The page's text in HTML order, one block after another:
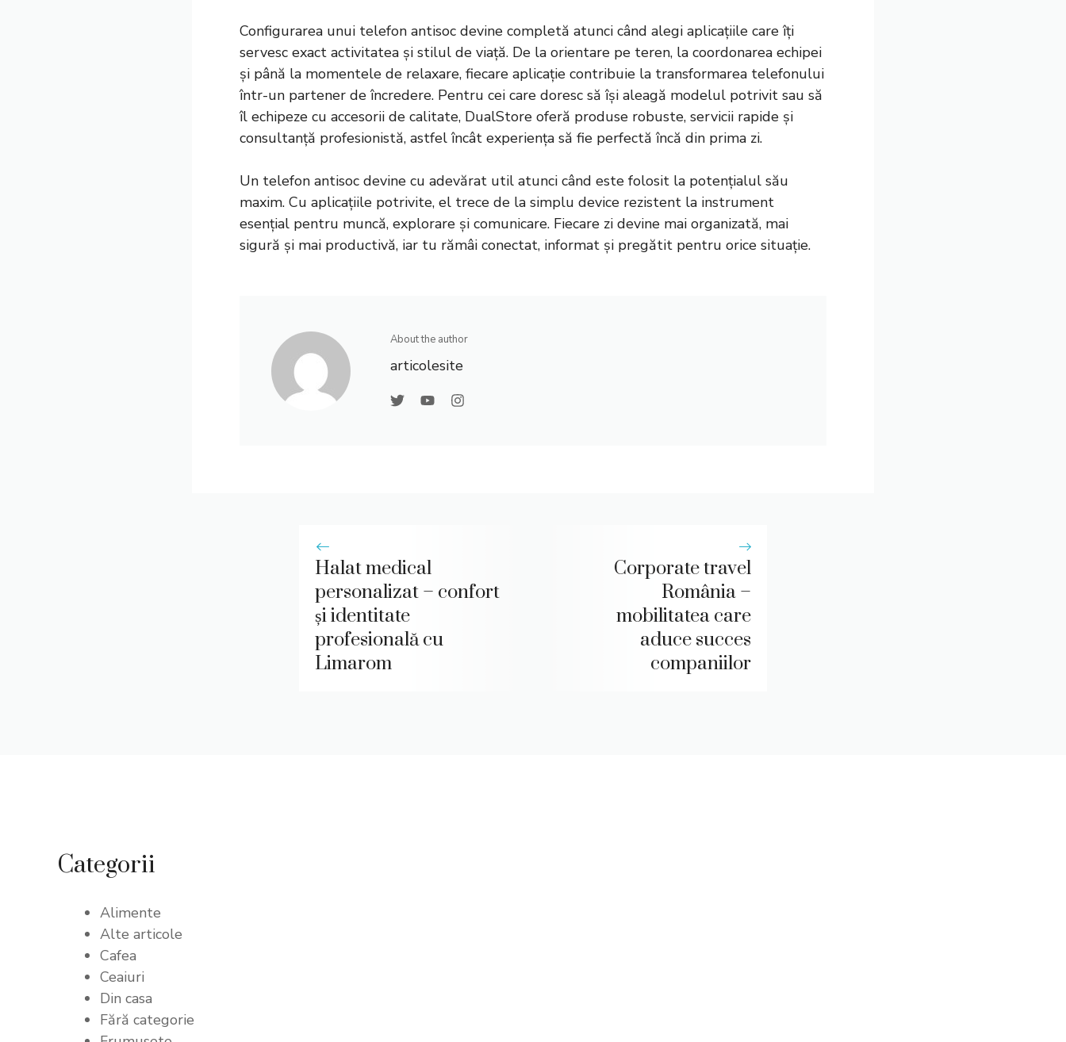
Configurarea unui telefon antisoc devine completă atunci când alegi aplicațiile care îți
servesc exact activitatea și stilul de viață. De la orientare pe teren, la coordonarea echipei
și până la momentele de relaxare, fiecare aplicație contribuie la transformarea telefonului
într-un partener de încredere. Pentru cei care doresc să își aleagă modelul potrivit sau să
îl echipeze cu accesorii de calitate, DualStore oferă produse robuste, servicii rapide și
consultanță profesionistă, astfel încât experiența să fie perfectă încă din prima zi.
Un telefon antisoc devine cu adevărat util atunci când este folosit la potențialul său
maxim. Cu aplicațiile potrivite, el trece de la simplu device rezistent la instrument
esențial pentru muncă, explorare și comunicare. Fiecare zi devine mai organizată, mai
sigură și mai productivă, iar tu rămâi conectat, informat și pregătit pentru orice situație.
About the author
articolesite
Halat medical
personalizat – confort
și identitate
profesională cu
Limarom
Corporate travel
România –
mobilitatea care
aduce succes
companiilor
Categorii
Alimente
Alte articole
Cafea
Ceaiuri
Din casa
Fără categorie